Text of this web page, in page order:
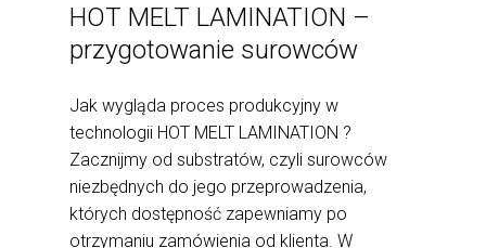
HOT MELT LAMINATION –
przygotowanie surowców
Jak wygląda proces produkcyjny w
technologii HOT MELT LAMINATION ?
Zacznijmy od substratów, czyli surowców
niezbędnych do jego przeprowadzenia,
których dostępność zapewniamy po
otrzymaniu zamówienia od klienta. W